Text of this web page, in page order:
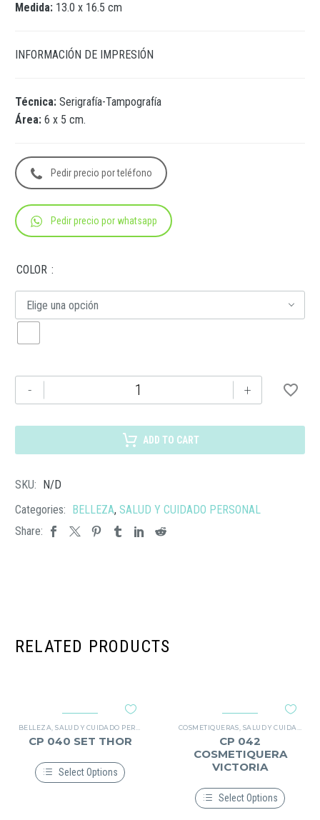
Medida: 13.0 x 16.5 cm
INFORMACIÓN DE IMPRESIÓN
Técnica: Serigrafía-Tampografía
Área: 6 x 5 cm.
Pedir precio por teléfono
Pedir precio por whatsapp
COLOR
Elige una opción
-
029
SPA
+
ADD TO CART
SKU: N/D
Categories: BELLEZA, SALUD Y CUIDADO PERSONAL
Share:
RELATED PRODUCTS
BELLEZA ,SALUD Y CUIDADO PERSONAL
CP 040 SET THOR
Select Options
Este
COSMETIQUERAS SALUD Y CUIDADO PERSONAL
CP 042
COSMETIQUERA
VICTORIA
Select Options
Este